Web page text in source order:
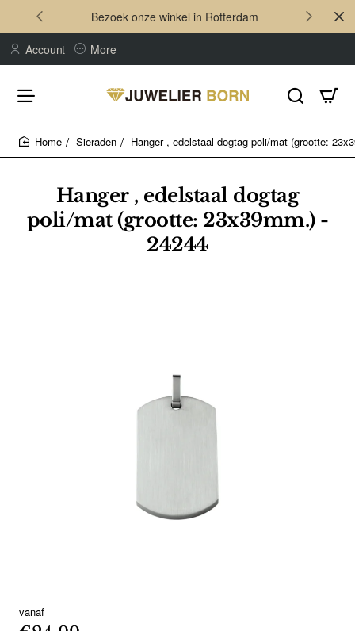
Bezoek onze winkel in Rotterdam
Account More
Hanger , edelstaal dogtag
poli/mat (grootte: 23x39mm.) -
24244
Sieraden Hanger , edelstaal dogtag poli/mat (grootte:
vanaf